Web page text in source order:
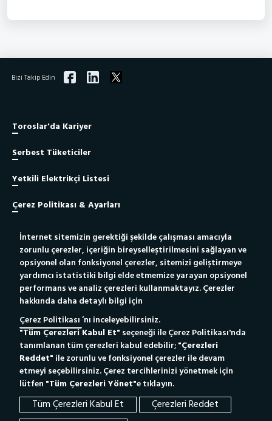
Bizi Takip Edin
Toroslar'da Kariyer
Serbest Tüketiciler
Yetkili Elektrikçi Listesi
Çerez Politikası & Ayarları
Site Haritası
Bilgi Toplumu Hizmeti
Yetkili Elektrikçiler İçin Yeni Bağlantı Portalı
Whatsapp Destek Hattı
Tıkla Mesajını Gönder
186
İnternet sitemizin gerektiği şekilde çalışması amacıyla
zorunlu çerezler, içeriğin bireyselleştirilmesini sağlayan ve
opsiyonel olan fonksiyonel çerezler, sitemizi geliştirmeye
yardımcı istatistiki bilgi elde etmemize yarayan opsiyonel
performans ve analiz çerezleri kullanmaktayız. Çerezler
hakkında daha detaylı bilgi için
Çerez Politikası’nı inceleyebilirsiniz.
"Tüm Çerezleri Kabul Et" seçeneği ile Çerez Politikası'nda
tanımlanan tüm çerezleri kabul edebilir;"Çerezleri
Reddet" ile zorunlu ve fonksiyonel çerezler ile devam
etmeyi seçebilirsiniz. Çerez tercihlerinizi yönetmek için
lütfen "Tüm Çerezleri Yönet"e tıklayın.
Tüm Çerezleri Kabul Et
Çerezleri Reddet